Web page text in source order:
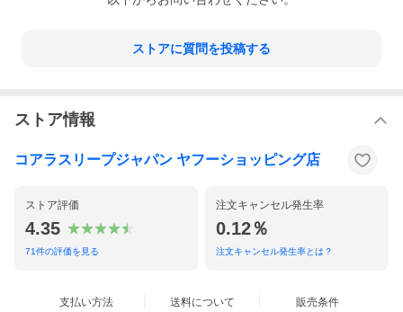
ストアに質問を投稿する
ストア情報
コアラスリープジャパン ヤフーショッピング店
ストア評価
4.35
71件の評価を見る
注文キャンセル発生率
0.12％
注文キャンセル発生率とは？
支払い方法 送料について 販売条件